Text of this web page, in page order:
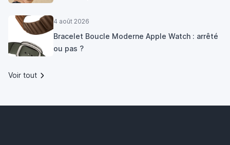
4 août 2026
Bracelet Boucle Moderne Apple Watch : arrêté
ou pas ?
Voir tout